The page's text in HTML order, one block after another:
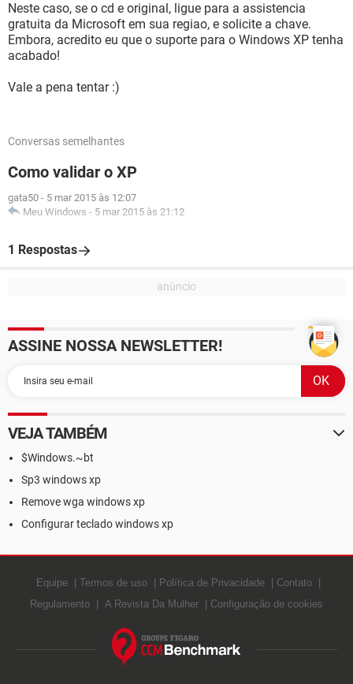
Neste caso, se o cd e original, ligue para a assistencia
gratuita da Microsoft em sua regiao, e solicite a chave.
Embora, acredito eu que o suporte para o Windows XP tenha
acabado!
Vale a pena tentar :)
Conversas semelhantes
Como validar o XP
gata50 - 5 mar 2015 às 12:07
Meu Windows - 5 mar 2015 às 21:12
1 Respostas
ASSINE NOSSA NEWSLETTER!
VEJA TAMBÉM
$Windows.~bt
Sp3 windows xp
Remove wga windows xp
Configurar teclado windows xp
Equipe Termos de uso Política de Privacidade
Contato
Regulamento
A Revista Da Mulher Configuração de cookies